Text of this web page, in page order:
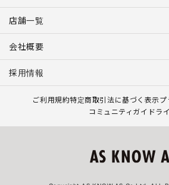
店舗一覧
会社概要
採用情報
ご利用規約特定商取引法に基づく表示プ
コミュニティガイドラ